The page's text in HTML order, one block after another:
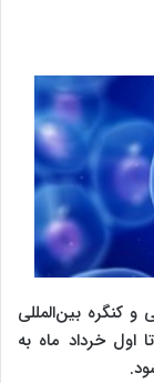
کنگره بین‌المللی
از ۳۰ اردیبهشت تا اول خرداد ماه به